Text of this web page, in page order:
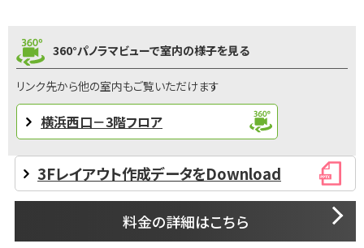
360°パノラマビューで室内の様子を見る
リンク先から他の室内もご覧いただけます
横浜西口－3階フロア
3Fレイアウト作成データをDownload
料金の詳細はこちら